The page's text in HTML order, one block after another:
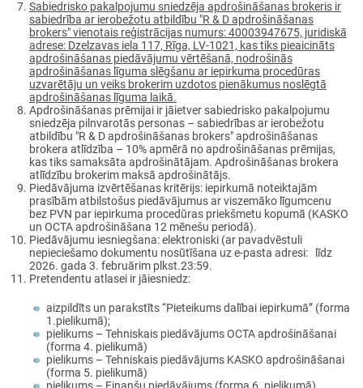
Sabiedrisko pakalpojumu sniedzēja apdrošināšanas brokeris ir
sabiedrība ar ierobežotu atbildību "R & D apdrošināšanas
brokers" vienotais reģistrācijas numurs: 40003947675, juridiskā
adrese: Dzelzavas iela 117, Rīga, LV-1021, kas tiks pieaicināts
apdrošināšanas piedāvājumu vērtēšanā, nodrošinās
apdrošināšanas līguma slēgšanu ar iepirkuma procedūras
uzvarētāju un veiks brokerim uzdotos pienākumus noslēgtā
apdrošināšanas līguma laikā.
Apdrošināšanas prēmijai ir jāietver sabiedrisko pakalpojumu
sniedzēja pilnvarotās personas – sabiedrības ar ierobežotu
atbildību "R & D apdrošināšanas brokers" apdrošināšanas
brokera atlīdzība – 10% apmērā no apdrošināšanas prēmijas,
kas tiks samaksāta apdrošinātājam. Apdrošināšanas brokera
atlīdzību brokerim maksā apdrošinātājs.
Piedāvājuma izvērtēšanas kritērijs: iepirkumā noteiktajām
prasībām atbilstošus piedāvājumus ar viszemāko līgumcenu
bez PVN par iepirkuma procedūras priekšmetu kopumā (KASKO
un OCTA apdrošināšana 12 mēnešu periodā).
Piedāvājumu iesniegšana: elektroniski (ar pavadvēstuli
nepieciešamo dokumentu nosūtīšana uz e-pasta adresi: līdz
2026. gada 3. februārim plkst.23:59.
Pretendentu atlasei ir jāiesniedz:
aizpildīts un parakstīts “Pieteikums dalībai iepirkumā” (forma
1.pielikumā);
pielikums – Tehniskais piedāvājums OCTA apdrošināšanai
(forma 4. pielikumā)
pielikums – Tehniskais piedāvājums KASKO apdrošināšanai
(forma 5. pielikumā)